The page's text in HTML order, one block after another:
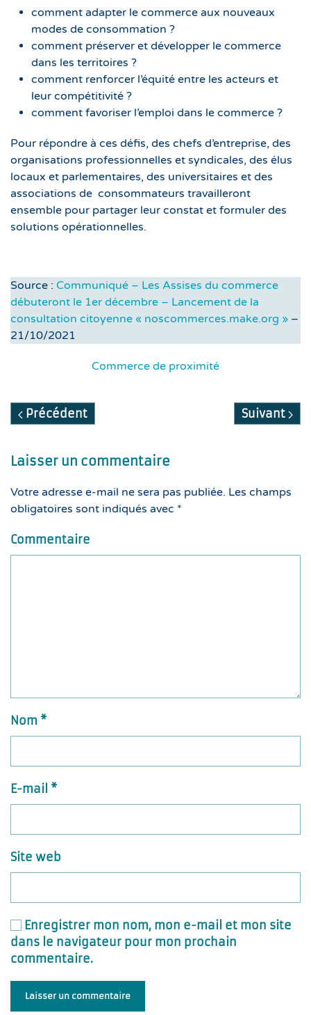
comment adapter le commerce aux nouveaux
modes de consommation ?
comment préserver et développer le commerce
dans les territoires ?
comment renforcer l’équité entre les acteurs et
leur compétitivité ?
comment favoriser l’emploi dans le commerce ?
Pour répondre à ces défis, des chefs d’entreprise, des
organisations professionnelles et syndicales, des élus
locaux et parlementaires, des universitaires et des
associations de consommateurs travailleront
ensemble pour partager leur constat et formuler des
solutions opérationnelles.
Source : Communiqué – Les Assises du commerce
débuteront le 1er décembre – Lancement de la
consultation citoyenne « noscommerces.make.org » –
21/10/2021
Commerce de proximité
Précédent Suivant
Laisser un commentaire
Votre adresse e-mail ne sera pas publiée. Les champs
obligatoires sont indiqués avec *
Commentaire
Nom *
E-mail *
Site web
Enregistrer mon nom, mon e-mail et mon site
dans le navigateur pour mon prochain
commentaire.
Laisser un commentaire